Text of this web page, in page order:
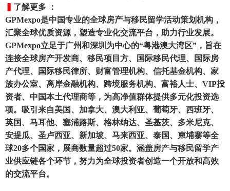
了解更多 ：
GPMexpo是中国专业的全球房产与移民留学活动策划机构，
汇聚全球优质资源，塑造专业化交流平台，助力行业发展。
GPMexpo立足于广州和深圳为中心的“粤港澳大湾区”，旨在
连接全球房产开发商、移民项目方、国际移民代理、国际房
产代理、国际移民律所、财富管理机构、信托基金机构、家
族办公室、离岸金融机构、跨境服务机构、富裕人士、VIP投
资者、中国本土代理商等，为高净值群体提供多元化投资选
项。吸引来自美国、加拿大、澳大利亚、葡萄牙、西班牙、
英国、马耳他、塞浦路斯、格林纳达、圣基茨、多米尼克、
安提瓜、圣卢西亚、新加坡、马来西亚、泰国、柬埔寨等全
球20多个国家，展商数量超过50家。涵盖房产与移民留学产
业供应链各个环节，努力为全球投资者创造一个开放和高效
的交流平台。